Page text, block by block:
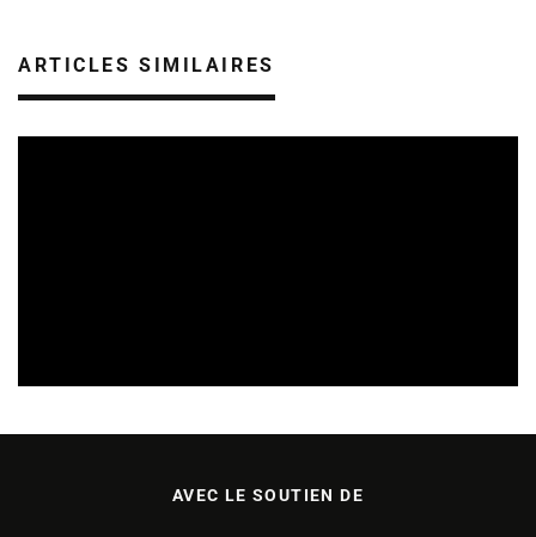
ARTICLES SIMILAIRES
AVEC LE SOUTIEN DE